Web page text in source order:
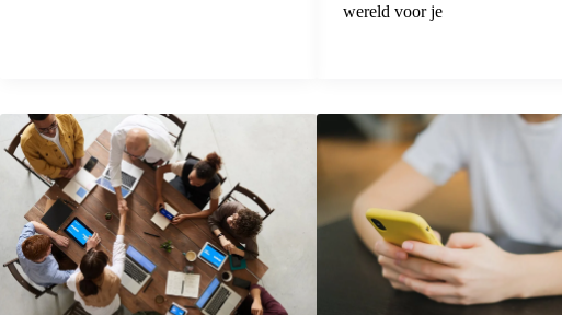
wereld voor je